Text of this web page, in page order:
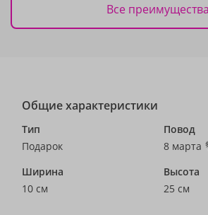
Все преимущества
Общие характеристики
Тип
Подарок
Повод
8 марта
Ширина
10 см
Высота
25 см